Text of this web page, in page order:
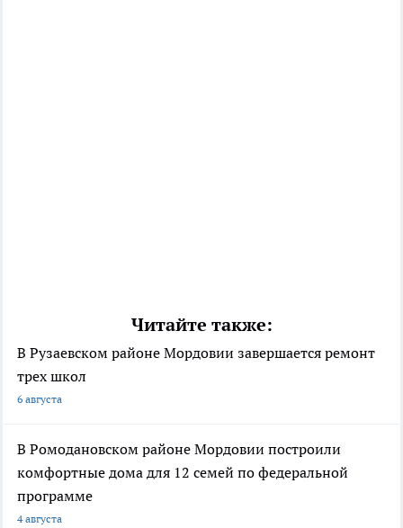
Читайте также:
В Рузаевском районе Мордовии завершается ремонт
трех школ
6 августа
В Ромодановском районе Мордовии построили
комфортные дома для 12 семей по федеральной
программе
4 августа